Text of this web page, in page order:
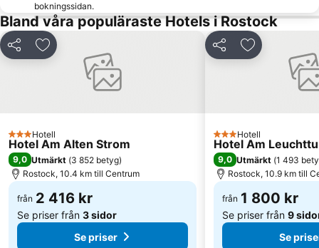
Strand
Universitätshauptgebäude Rostock
Gehlsdorf
Schmarl
Bad Doberan
Rostock-Laage Airport
Ostseebad Kühlungsborn
bokningssidan.
Bland våra populäraste Hotels i Rostock
Dela Lägg till i Mina Favoriter
3 Stjärnor
Hotell
Hotel Am Alten Strom
9,0 Utmärkt (3 852 betyg)
Rostock, 10.4 km till Centrum
från 2 416 kr
Se priser från 3 sidor
Se priser
Dela Lägg till i
3 Stjärnor
Hotell
Hotel Am
9,0 Utmärkt (1 493
Rostock, 10.9 km till
från 1 800 kr
Se priser från 9
Se